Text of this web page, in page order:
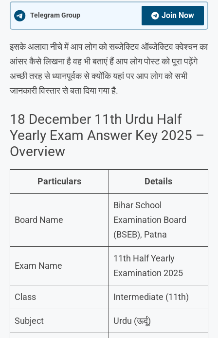
Telegram Group Join Now
इसके अलावा नीचे में आप लोग को सब्जेक्टिव ऑब्जेक्टिव क्वेश्चन का
आंसर कैसे लिखना है वह भी बताएं हैं आप लोग पोस्ट को पूरा पढ़ेंगे
अच्छी तरह से ध्यानपूर्वक से क्योंकि यहां पर आप लोग को सभी
जानकारी विस्तार से बता दिया गया है.
18 December 11th Urdu Half
Yearly Exam Answer Key 2025 –
Overview
Particulars Details
Board Name
Bihar School
Examination Board
(BSEB), Patna
Exam Name
11th Half Yearly
Examination 2025
Class Intermediate (11th)
Subject Urdu (ऊर्दू)